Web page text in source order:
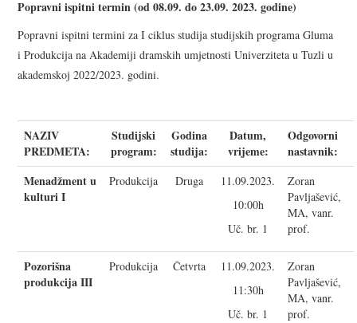
KORISNE INFORMACIJE
KONTAKT INFORMACIJE
SILABUSI
Popravni ispitni termin (od 08.09. do 23.09. 2023. godine)
Popravni ispitni termini za I ciklus studija studijskih programa Gluma
i Produkcija na Akademiji dramskih umjetnosti Univerziteta u Tuzli u
akademskoj 2022/2023. godini.
NAZIV
PREDMETA:
Studijski
program:
Godina
studija:
Datum,
vrijeme:
Odgovorni
nastavnik:
Menadžment u
kulturi I
Produkcija Druga
11.09.2023.
10:00h
Uč. br. 1
Zoran
Pavljašević,
MA, vanr.
prof.
Pozorišna
produkcija III
Produkcija Četvrta
11.09.2023.
11:30h
Uč. br. 1
Zoran
Pavljašević,
MA, vanr.
prof.